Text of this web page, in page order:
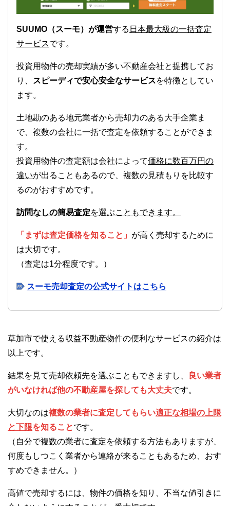
SUUMO（スーモ）が運営する 日本最大級の一括査定
サービスです。
投資用物件の売却実績が多い不動産会社と提携してお
り、
スピーディで安心安全なサービスを特徴としてい
ます。
土地勘のある地元業者から売却力のある大手企業ま
で、複数の会社に一括で査定を依頼することができま
す。
投資用物件の査定額は会社によって価格に数百万円の
違いが出ることもあるので、複数の見積もりを比較す
るのがおすすめです。
訪問なしの簡易査定を選ぶこともできます。
「まずは査定価格を知ること」 が高く売却するために
は大切です。
（査定は1分程度です。）
スーモ売却査定の公式サイトはこちら
草加市で使える収益不動産物件の便利なサービスの紹介は
以上です。
結果を見て売却依頼先を選ぶこともできますし、
良い業者
がいなければ他の不動産屋を探しても大丈夫です。
大切なのは複数の業者に査定してもらい適正な相場の上限
と下限を知ることです。
（自分で複数の業者に査定を依頼する方法もありますが、
何度もしつこく業者から連絡が来ることもあるため、おす
すめできません。）
高値で売却するには、物件の価格を知り、不当な値引きに